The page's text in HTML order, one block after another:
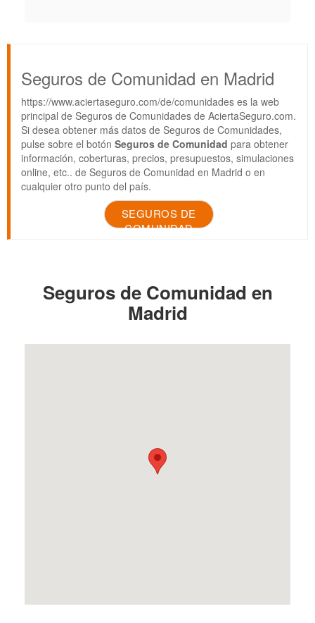
Seguros de Comunidad en Madrid
https://www.aciertaseguro.com/de/comunidades es la web
principal de Seguros de Comunidades de AciertaSeguro.com.
Si desea obtener más datos de Seguros de Comunidades,
pulse sobre el botón Seguros de Comunidad para obtener
información, coberturas, precios, presupuestos, simulaciones
online, etc.. de Seguros de Comunidad en Madrid o en
cualquier otro punto del país.
SEGUROS DE
COMUNIDAD
Seguros de Comunidad en
Madrid